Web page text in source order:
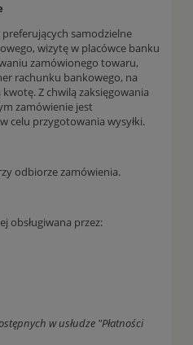
samodzielne
wizytę w placówce banku
zamówionego towaru,
rachunku bankowego, na
Z chwilą zaksięgowania
zamówienie jest
celu przygotowania wysyłki.
odbiorze zamówienia.
obsługiwana przez:
w usłudze "Płatności